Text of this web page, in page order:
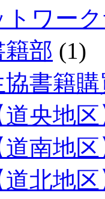
トワー
部 (1)
書籍
央地区
南地区
北地区